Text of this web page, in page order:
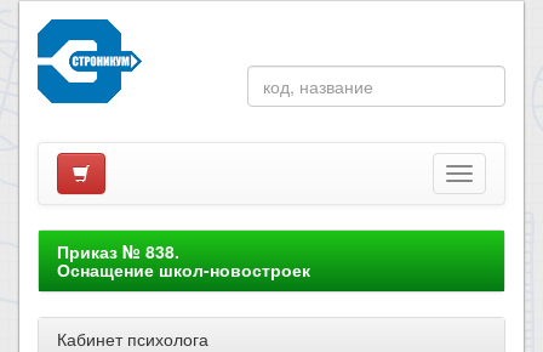
Приказ № 838.
Оснащение школ-новостроек
Кабинет психолога